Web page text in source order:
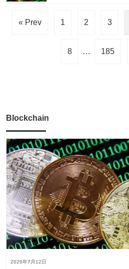
« Prev 1 2 3
8 … 185
Blockchain
2026年7月12日